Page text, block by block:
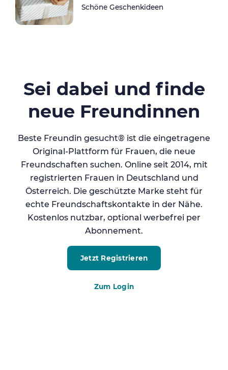
Schöne Geschenkideen
Sei dabei und finde
neue Freundinnen
Beste Freundin gesucht® ist die eingetragene
Original-Plattform für Frauen, die neue
Freundschaften suchen. Online seit 2014, mit
registrierten Frauen in Deutschland und
Österreich. Die geschützte Marke steht für
echte Freundschaftskontakte in der Nähe.
Kostenlos nutzbar, optional werbefrei per
Abonnement.
Jetzt Registrieren
Zum Login